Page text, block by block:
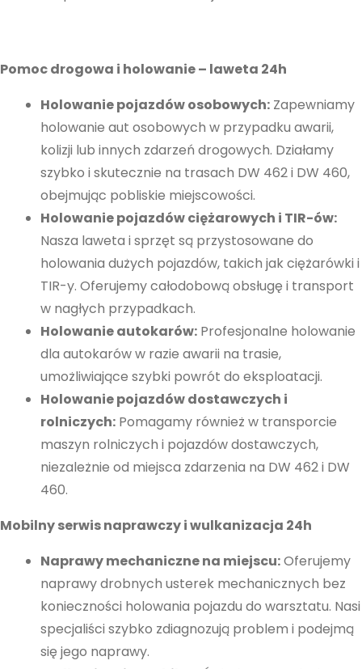
Pomoc drogowa i holowanie – laweta 24h
Holowanie pojazdów osobowych: Zapewniamy
holowanie aut osobowych w przypadku awarii,
kolizji lub innych zdarzeń drogowych. Działamy
szybko i skutecznie na trasach DW 462 i DW 460,
obejmując pobliskie miejscowości.
Holowanie pojazdów ciężarowych i TIR-ów:
Nasza laweta i sprzęt są przystosowane do
holowania dużych pojazdów, takich jak ciężarówki i
TIR-y. Oferujemy całodobową obsługę i transport
w nagłych przypadkach.
Holowanie autokarów: Profesjonalne holowanie
dla autokarów w razie awarii na trasie,
umożliwiające szybki powrót do eksploatacji.
Holowanie pojazdów dostawczych i
rolniczych: Pomagamy również w transporcie
maszyn rolniczych i pojazdów dostawczych,
niezależnie od miejsca zdarzenia na DW 462 i DW
460.
Mobilny serwis naprawczy i wulkanizacja 24h
Naprawy mechaniczne na miejscu:Oferujemy
naprawy drobnych usterek mechanicznych bez
konieczności holowania pojazdu do warsztatu. Nasi
specjaliści szybko zdiagnozują problem i podejmą
się jego naprawy.
Marketing
Udostępniając
swoje
zainteresowania i
zachowania
podczas
odwiedzania naszej
strony, zwiększasz
szansę na
zobaczenie
treści i ofert.